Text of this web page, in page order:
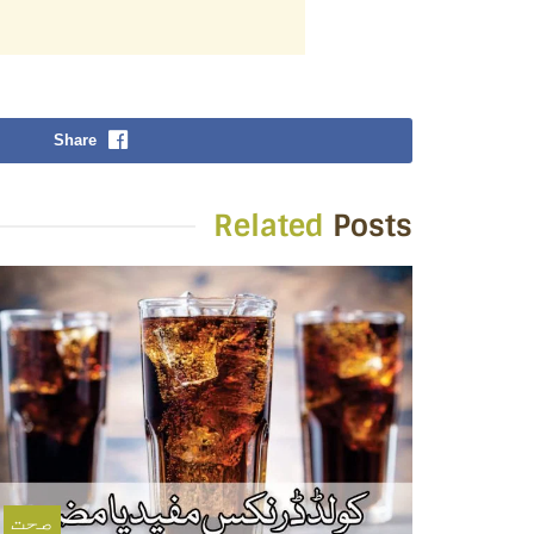
Share
Related Posts
صحت